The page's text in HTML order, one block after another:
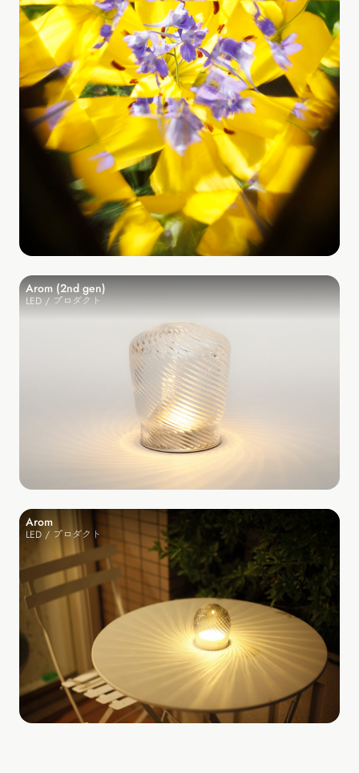
Arom (2nd gen)
LED / プロダクト
Arom
LED / プロダクト